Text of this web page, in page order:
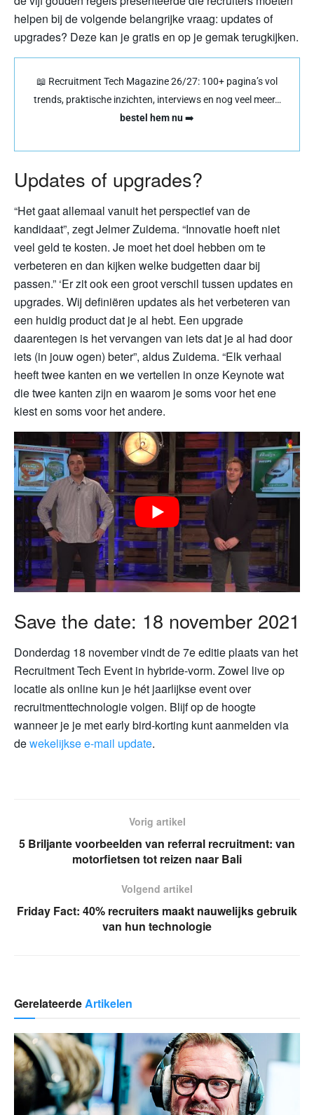
helpen bij de volgende belangrijke vraag: updates of
upgrades? Deze kan je gratis en op je gemak terugkijken.
📖 Recruitment Tech Magazine 26/27: 100+ pagina’s vol
trends, praktische inzichten, interviews en nog veel meer…
bestel hem nu➡️
Updates of upgrades?
“Het gaat allemaal vanuit het perspectief van de
kandidaat”, zegt Jelmer Zuidema. “Innovatie hoeft niet
veel geld te kosten. Je moet het doel hebben om te
verbeteren en dan kijken welke budgetten daar bij
passen.” ‘Er zit ook een groot verschil tussen updates en
upgrades. Wij definiëren updates als het verbeteren van
een huidig product dat je al hebt. Een upgrade
daarentegen is het vervangen van iets dat je al had door
iets (in jouw ogen) beter”, aldus Zuidema. “Elk verhaal
heeft twee kanten en we vertellen in onze Keynote wat
die twee kanten zijn en waarom je soms voor het ene
kiest en soms voor het andere.
Save the date: 18 november 2021
Donderdag 18 november vindt de 7e editie plaats van het
Recruitment Tech Event in hybride-vorm. Zowel live op
locatie als online kun je hét jaarlijkse event over
recruitmenttechnologie volgen. Blijf op de hoogte
wanneer je je met early bird-korting kunt aanmelden via
dewekelijkse e-mail update.
Vorig artikel
5 Briljante voorbeelden van referral recruitment: van
motorfietsen tot reizen naar Bali
Volgend artikel
Friday Fact: 40% recruiters maakt nauwelijks gebruik
van hun technologie
GerelateerdeArtikelen